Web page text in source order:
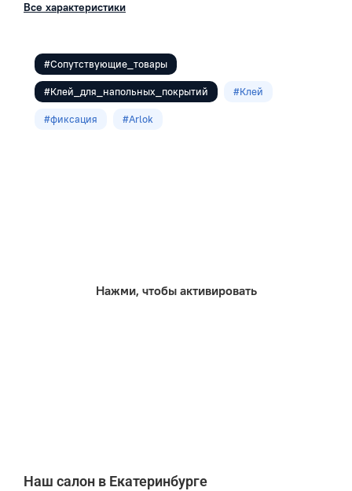
150-200
Все характеристики
#Сопутствующие_товары
#Клей_для_напольных_покрытий #Клей
#фиксация #Arlok
Нажми, чтобы активировать
Наш салон в Екатеринбурге